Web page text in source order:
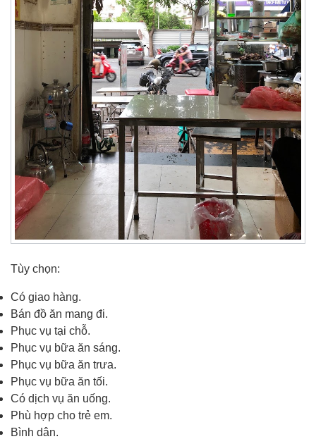
Tùy chọn:
Có giao hàng.
Bán đồ ăn mang đi.
Phục vụ tại chỗ.
Phục vụ bữa ăn sáng.
Phục vụ bữa ăn trưa.
Phục vụ bữa ăn tối.
Có dịch vụ ăn uống.
Phù hợp cho trẻ em.
Bình dân.